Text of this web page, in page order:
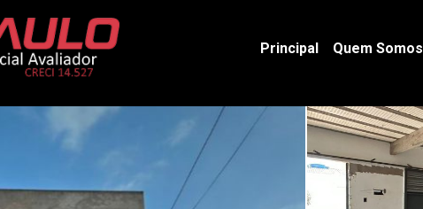
Principal Quem Somos